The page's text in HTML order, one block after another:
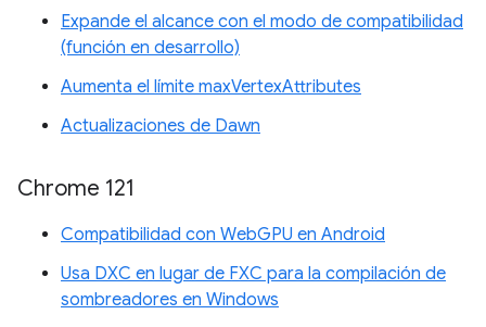
Expande el alcance con el modo de compatibilidad
(función en desarrollo)
Aumenta el límite maxVertexAttributes
Actualizaciones de Dawn
Chrome 121
Compatibilidad con WebGPU en Android
Usa DXC en lugar de FXC para la compilación de
sombreadores en Windows